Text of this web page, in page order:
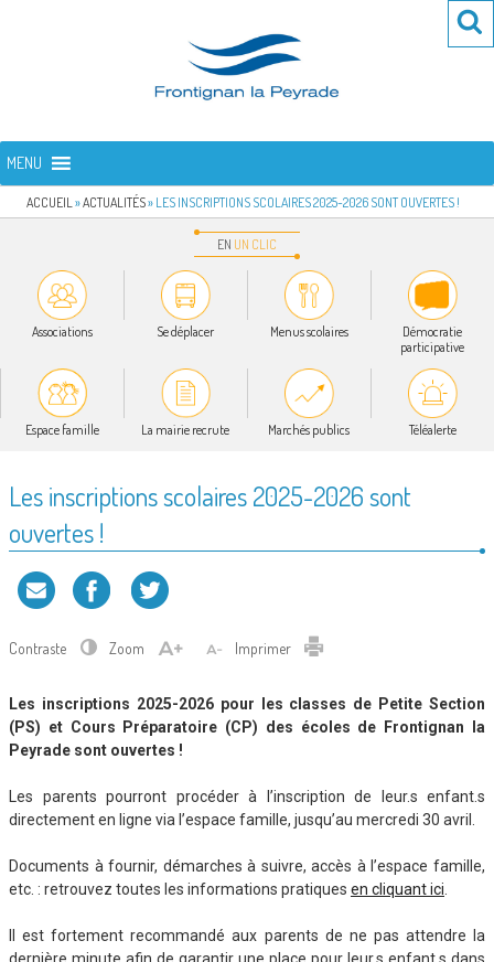
FRONTIGNAN LA PEYRADE
MENU
ACCUEIL »ACTUALITÉS» LES INSCRIPTIONS SCOLAIRES 2025-2026 SONT OUVERTES !
EN UN CLIC
Associations Se déplacer Menus scolaires
Démocratie
participative
Espace famille La mairie recrute Marchés publics Téléalerte
Les inscriptions scolaires 2025-2026 sont
ouvertes !
Contraste Zoom Imprimer
Les inscriptions 2025-2026 pour les classes de Petite Section
(PS) et Cours Préparatoire (CP) des écoles de Frontignan la
Peyrade sont ouvertes !
Les parents pourront procéder à l’inscription de leur.s enfant.s
directement en ligne via l’espace famille, jusqu’au mercredi 30 avril.
Documents à fournir, démarches à suivre, accès à l’espace famille,
etc. : retrouvez toutes les informations pratiques en cliquant ici
Il est fortement recommandé aux parents de ne pas attendre la